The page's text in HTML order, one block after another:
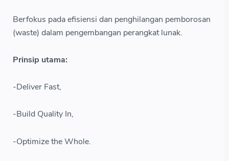
Berfokus pada efisiensi dan penghilangan pemborosan
(waste) dalam pengembangan perangkat lunak.
Prinsip utama:
-Deliver Fast,
-Build Quality In,
-Optimize the Whole.